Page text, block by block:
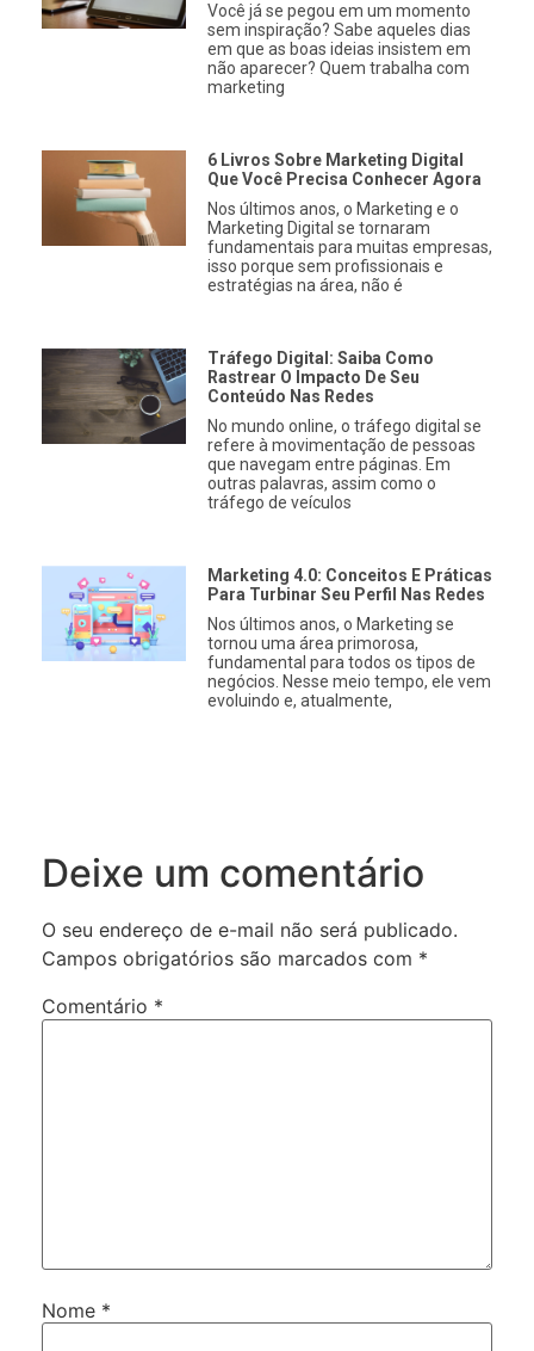
Você já se pegou em um momento
sem inspiração? Sabe aqueles dias
em que as boas ideias insistem em
não aparecer? Quem trabalha com
marketing
6 Livros Sobre Marketing Digital
Que Você Precisa Conhecer Agora
Nos últimos anos, o Marketing e o
Marketing Digital se tornaram
fundamentais para muitas empresas,
isso porque sem profissionais e
estratégias na área, não é
Tráfego Digital: Saiba Como
Rastrear O Impacto De Seu
Conteúdo Nas Redes
No mundo online, o tráfego digital se
refere à movimentação de pessoas
que navegam entre páginas. Em
outras palavras, assim como o
tráfego de veículos
Marketing 4.0: Conceitos E Práticas
Para Turbinar Seu Perfil Nas Redes
Nos últimos anos, o Marketing se
tornou uma área primorosa,
fundamental para todos os tipos de
negócios. Nesse meio tempo, ele vem
evoluindo e, atualmente,
Deixe um comentário
O seu endereço de e-mail não será publicado.
Campos obrigatórios são marcados com *
Comentário *
Nome *